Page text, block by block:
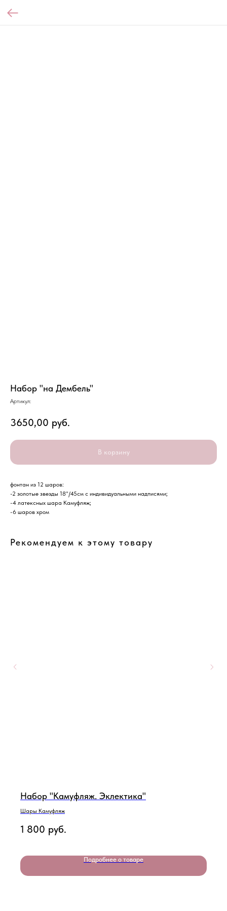
Набор "на Дембель"
Артикул:
3650,00 руб.
В корзину
фонтан из 12 шаров:
-2 золотые звезды 18"/45см с индивидуальными надписями;
-4 латексных шара Камуфляж;
-6 шаров хром
Рекомендуем к этому товару
Набор "Камуфляж. Эклектика"
Шары Камуфляж
1 800 руб.
Подробнее о товаре